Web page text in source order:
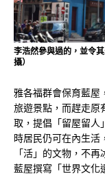
李浩然參與過的，並令
攝）
雅各福群會保育藍屋
旅遊景點，而趕走原
取，提倡「留屋留人
時居民仍可在內生活
「活」的文物，不
藍屋撰寫「世界文化